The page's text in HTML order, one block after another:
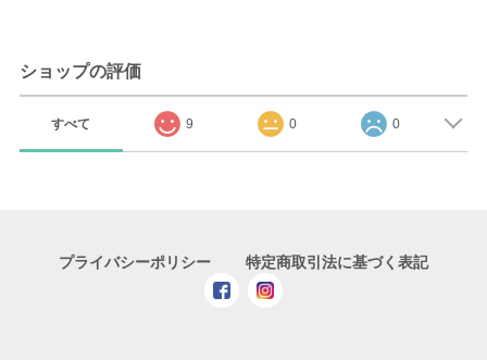
ショップの評価
すべて 9 0 0
プライバシーポリシー 特定商取引法に基づく表記